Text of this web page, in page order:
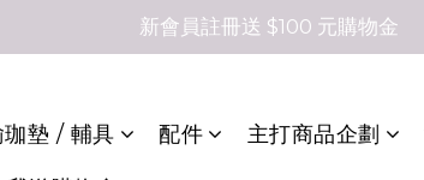
新會員註冊送 $100 元購物金
珈墊 / 輔具 配件 主打商品企劃